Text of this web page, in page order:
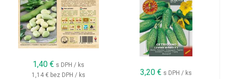
1,40 € s DPH / ks
1,14 € bez DPH / ks 3,20 € s DPH / ks